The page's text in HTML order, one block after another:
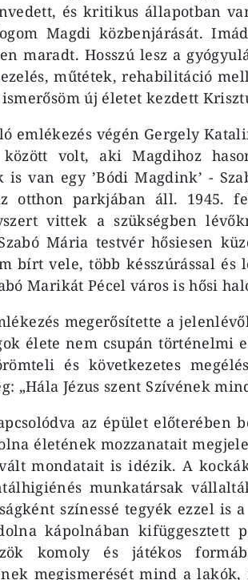
és kritikus állapotban
Magdi közbenjárását.
maradt. Hosszú lesz a
műtétek, rehabilitáció
új életet kezdett
emlékezés végén Gergely
között volt, aki Magdihoz
is van egy ’Bódi Magdink’ -
otthon parkjában áll. 1945.
vittek a szükségben
Mária testvér hősiesen
bírt vele, több késszúrással és
Marikát Pécel város is hősi
megerősítette a
élete nem csupán történelmi
és következetes
„Hála Jézus szent Szívének
az épület előterében
életének mozzanatait
mondatait is idézik. A
munkatársak
színessé tegyék ezzel is
kápolnában kifüggesztett
komoly és játékos
megismerését mind a